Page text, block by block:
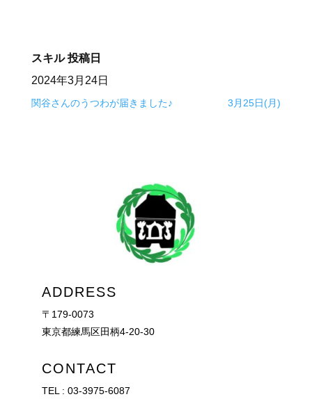
スキル 投稿日
2024年3月24日
関谷さんのうつわが届きました♪ 3月25日(月)
ADDRESS
〒179-0073
東京都練馬区田柄4-20-30
CONTACT
TEL : 03-3975-6087